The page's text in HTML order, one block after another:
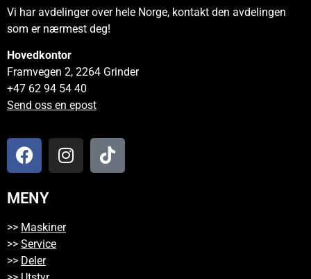
Vi har avdelinger over hele Norge, kontakt den avdelingen
som er nærmest deg!
Hovedkontor
Framvegen 2, 2264 Grinder
+47 62 94 54 40
Send oss en epost
MENY
>> Maskiner
>> Service
>> Deler